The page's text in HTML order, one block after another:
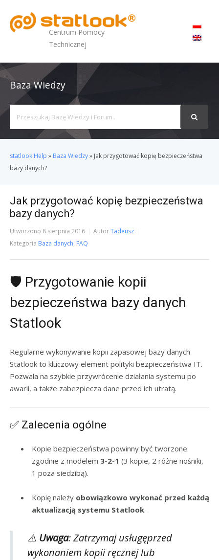
Centrum Pomocy
Technicznej
Baza Wiedzy
For
statlook Help » Baza Wiedzy» Jak przygotować kopię bezpieczeństwa
bazy danych?
Jak przygotować kopię bezpieczeństwa
bazy danych?
Utworzono 8 sierpnia 2016 AutorTadeusz
Kategoria Baza danych, FAQ
🛡️ Przygotowanie kopii
bezpieczeństwa bazy danych
Statlook
Regularne wykonywanie kopii zapasowej bazy danych
Statlook to kluczowy element polityki bezpieczeństwa IT.
Pozwala na szybkie przywrócenie działania systemu po
awarii, a także zabezpiecza dane przed ich utratą.
✅ Zalecenia ogólne
Kopie bezpieczeństwa powinny być tworzone
zgodnie z modelem 3-2-1 (3 kopie, 2 różne nośniki,
1 poza siedzibą).
Kopię należy obowiązkowo wykonać przed każdą
aktualizacją systemu Statlook.
⚠️ Uwaga: Zatrzymaj usługęprzed
wykonaniem kopii ręcznej lub